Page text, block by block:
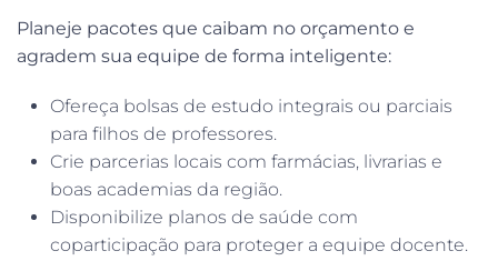
Planeje pacotes que caibam no orçamento e
agradem sua equipe de forma inteligente:
Ofereça bolsas de estudo integrais ou parciais
para filhos de professores.
Crie parcerias locais com farmácias, livrarias e
boas academias da região.
Disponibilize planos de saúde com
coparticipação para proteger a equipe docente.